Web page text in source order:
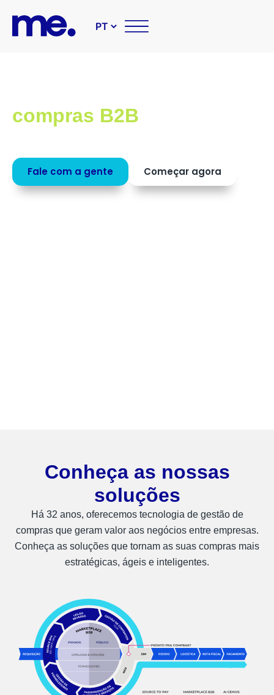
compras B2B
Fale com a gente Começar agora
Conheça as nossas
soluções
Há 32 anos, oferecemos tecnologia de gestão de
compras que geram valor aos negócios entre empresas.
Conheça as soluções que tornam as suas compras mais
estratégicas, ágeis e inteligentes.